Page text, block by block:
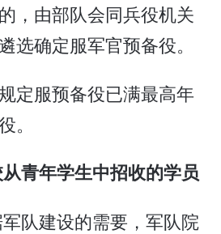
，由部队会同兵役机关
选确定服军官预备役。
定服预备役已满最高年
。
青年学生中招收的学员
队建设的需要，军队院